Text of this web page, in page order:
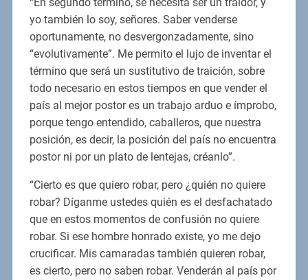
yo también lo soy, señores. Saber venderse
oportunamente, no desvergonzadamente, sino
“evolutivamente”. Me permito el lujo de inventar el
término que será un sustitutivo de traición, sobre
todo necesario en estos tiempos en que vender el
país al mejor postor es un trabajo arduo e ímprobo,
porque tengo entendido, caballeros, que nuestra
posición, es decir, la posición del país no encuentra
postor ni por un plato de lentejas, créanlo”.
“Cierto es que quiero robar, pero ¿quién no quiere
robar? Díganme ustedes quién es el desfachatado
que en estos momentos de confusión no quiere
robar. Si ese hombre honrado existe, yo me dejo
crucificar. Mis camaradas también quieren robar,
es cierto, pero no saben robar. Venderán al país por